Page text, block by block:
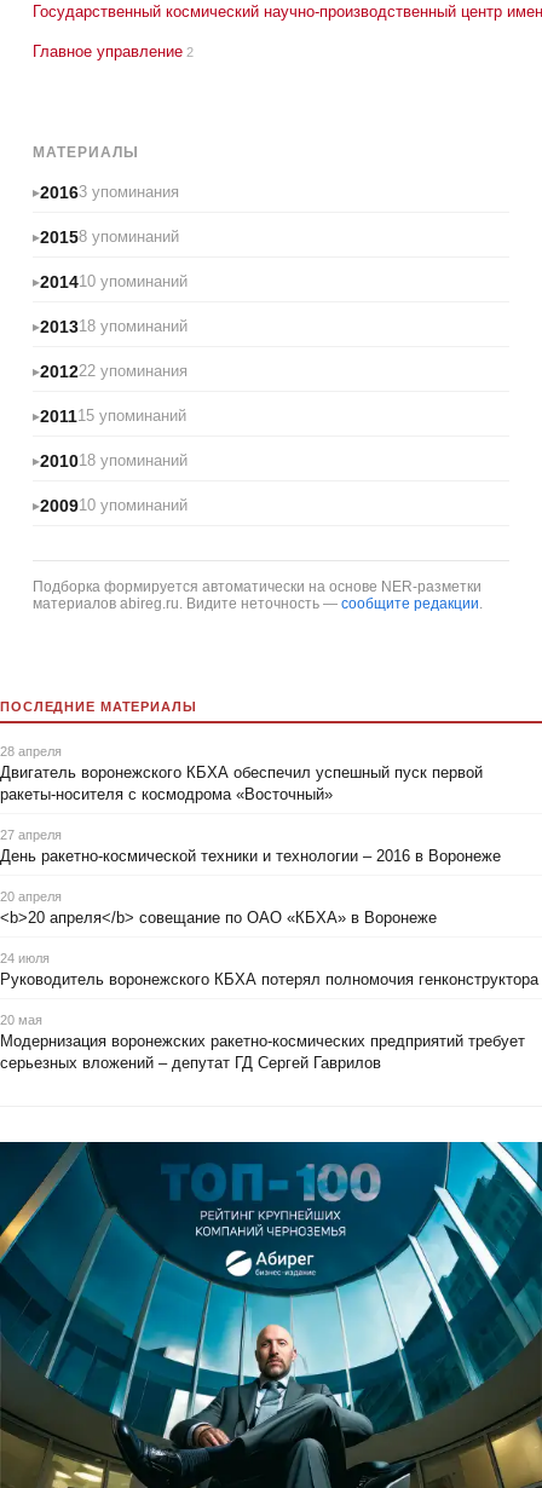
Государственный космический научно-производственный центр
Главное управление 2
МАТЕРИАЛЫ
20163 упоминания
20158 упоминаний
201410 упоминаний
201318 упоминаний
201222 упоминания
201115 упоминаний
201018 упоминаний
200910 упоминаний
Подборка формируется автоматически на основе NER-разметки
материалов abireg.ru. Видите неточность — сообщите редакции
ПОСЛЕДНИЕ МАТЕРИАЛЫ
28 апреля
Двигатель воронежского КБХА обеспечил успешный пуск первой
ракеты-носителя с космодрома «Восточный»
27 апреля
День ракетно-космической техники и технологии – 2016 в Воронеже
20 апреля
<b>20 апреля</b> совещание по ОАО «КБХА» в Воронеже
24 июля
Руководитель воронежского КБХА потерял полномочия генконструктора
20 мая
Модернизация воронежских ракетно-космических предприятий требует
серьезных вложений – депутат ГД Сергей Гаврилов